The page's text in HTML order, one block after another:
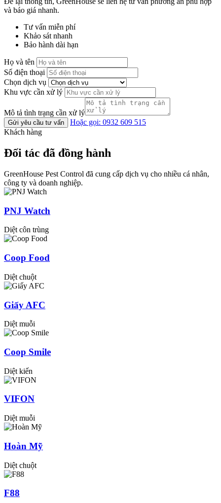
và báo giá nhanh.
Tư vấn miễn phí
Khảo sát nhanh
Bảo hành dài hạn
Họ và tên
Số điện thoại
Chọn dịch vụ
Khu vực cần xử lý
Mô tả tình trạng cần xử lý
Gửi yêu cầu tư vấn
Hoặc gọi: 0932 609 515
Khách hàng
Đối tác đã đồng hành
GreenHouse Pest Control đã cung cấp dịch vụ cho nhiều cá nhân,
công ty và doanh nghiệp.
PNJ Watch
Diệt côn trùng
Coop Food
Diệt chuột
Giấy AFC
Diệt muỗi
Coop Smile
Diệt kiến
VIFON
Diệt muỗi
Hoàn Mỹ
Diệt chuột
F88